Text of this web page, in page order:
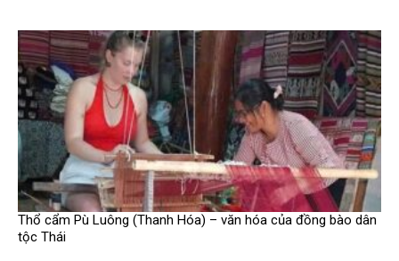
Thổ cẩm Pù Luông (Thanh Hóa) – văn hóa của đồng bào dân
tộc Thái